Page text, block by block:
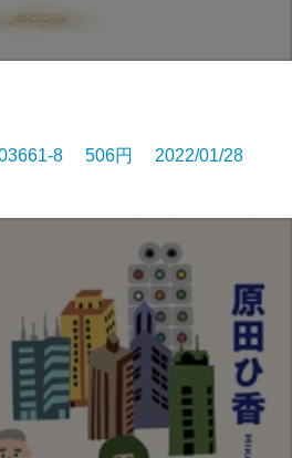
8 506円 2022/01/28